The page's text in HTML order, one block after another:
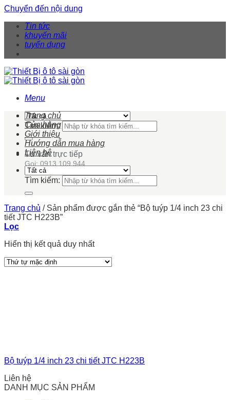
Chuyển đến nội dung
Tin tức
khuyến mãi
tuyển dụng
Menu
Tìm kiếm:
Tư vấn trực tiếp
Gọi: 0913 109 944
Trang chủ
Cửa hàng
Giới thiệu
Hướng dẫn mua hàng
Liên hệ
Tìm kiếm:
Trang chủ /Sản phẩm được gắn thẻ “Bộ tuýp 1/4 inch 23 chi
tiết JTC H223B”
Lọc
Hiển thị kết quả duy nhất
Bộ tuýp 1/4 inch 23 chi tiết JTC H223B
Liên hệ
DANH MỤC SẢN PHẨM